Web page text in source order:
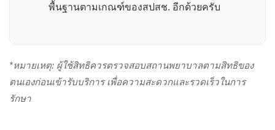
พื้นฐานตามเกณฑ์ของสปสช. อีกด้วยครับ
*หมายเหตุ: ผู้ใช้สิทธิควรตรวจสอบสถานพยาบาลตามสิทธิของ
ตนเองก่อนเข้ารับบริการ เพื่อความสะดวกและรวดเร็วในการ
รักษา